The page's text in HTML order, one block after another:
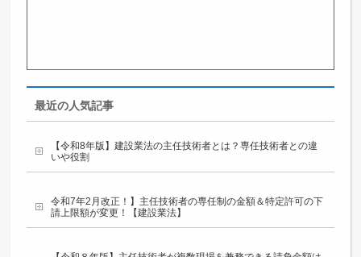
最近の人気記事
【令和8年版】建設業法の主任技術者とは？専任技術者との違
いや役割
令和7年2月改正！】主任技術者の専任制の金額＆特定許可の下
請上限額が変更！【建設業法】